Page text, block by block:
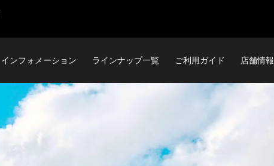
インフォメーション ラインナップ一覧 ご利用ガイド 店舗情報